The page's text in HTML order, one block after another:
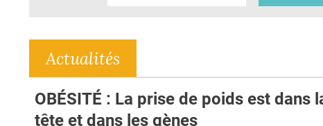
Actualités
OBÉSITÉ : La prise de poids est dans
tête et dans les gènes